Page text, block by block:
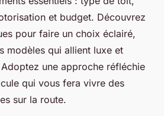
et budget. Découvrez
pour faire un choix éclairé,
modèles qui allient luxe et
une approche réfléchie
qui vous fera vivre des
sur la route.